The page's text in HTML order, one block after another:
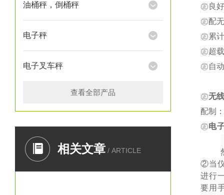
油桶秤，倒桶秤
电子秤
电子叉车秤
查看全部产品
相关文章 / ARTICLE
㊣良
㊣配
㊣累
㊣超
㊣自
㊣无
配制
㊣电
②当
进行
要用